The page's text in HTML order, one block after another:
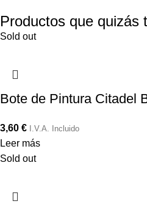
Productos que quizás
Sold out
Bote de Pintura Citadel
3,60 € I.V.A. Incluido
Leer más
Sold out